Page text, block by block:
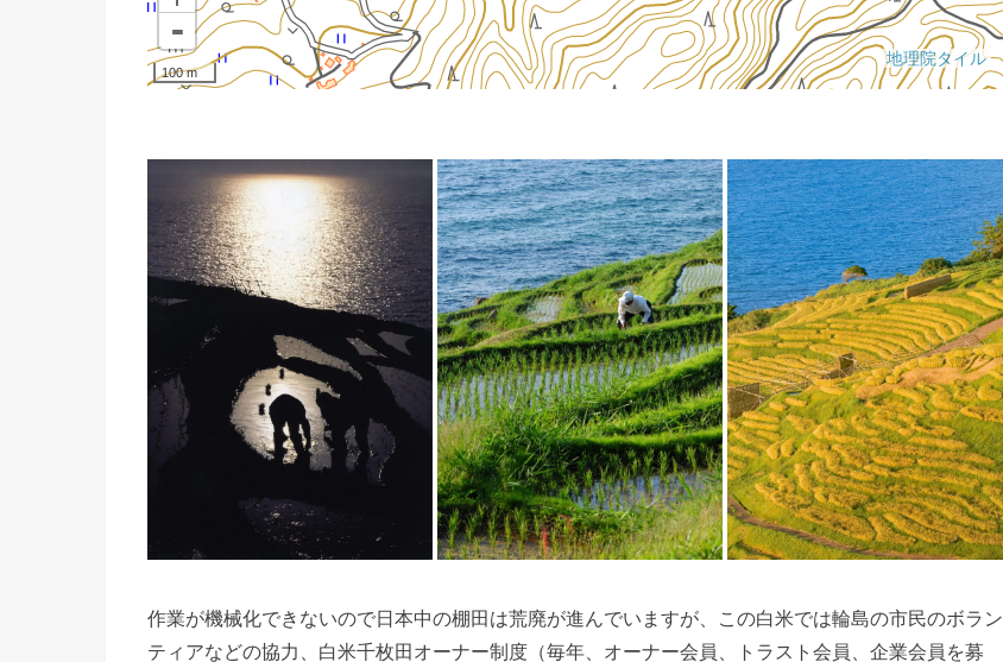
作業が機械化できないので日本中の棚田は荒廃が進んでいますが、この白米では輪島の市民のボラン
ティアなどの協力、白米千枚田オーナー制度（毎年、オーナー会員、トラスト会員、企業会員を募